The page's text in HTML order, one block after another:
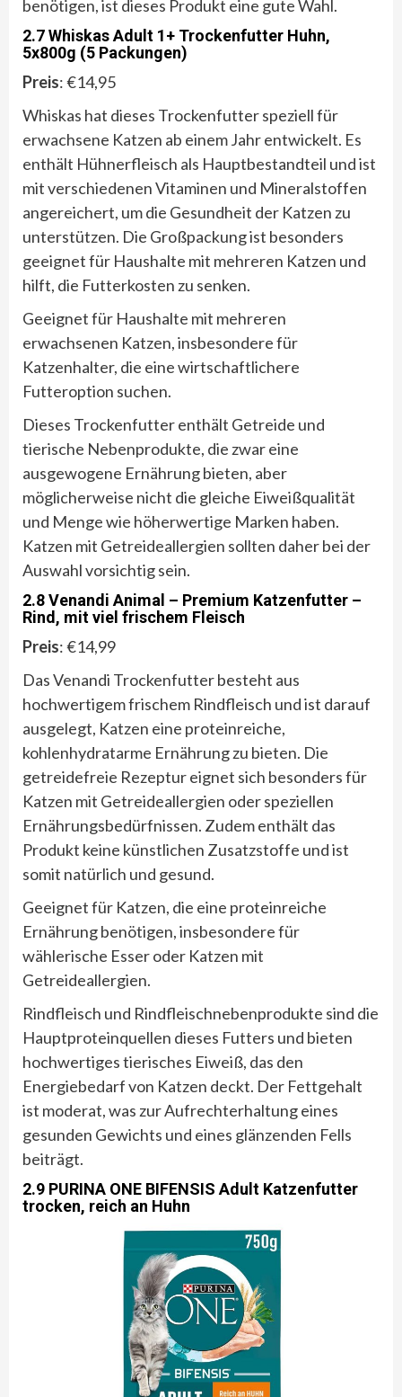
benötigen, ist dieses Produkt eine gute Wahl.
2.7 Whiskas Adult 1+ Trockenfutter Huhn,
5x800g (5 Packungen)
Preis: €14,95
Whiskas hat dieses Trockenfutter speziell für
erwachsene Katzen ab einem Jahr entwickelt. Es
enthält Hühnerfleisch als Hauptbestandteil und ist
mit verschiedenen Vitaminen und Mineralstoffen
angereichert, um die Gesundheit der Katzen zu
unterstützen. Die Großpackung ist besonders
geeignet für Haushalte mit mehreren Katzen und
hilft, die Futterkosten zu senken.
Geeignet für Haushalte mit mehreren
erwachsenen Katzen, insbesondere für
Katzenhalter, die eine wirtschaftlichere
Futteroption suchen.
Dieses Trockenfutter enthält Getreide und
tierische Nebenprodukte, die zwar eine
ausgewogene Ernährung bieten, aber
möglicherweise nicht die gleiche Eiweißqualität
und Menge wie höherwertige Marken haben.
Katzen mit Getreideallergien sollten daher bei der
Auswahl vorsichtig sein.
2.8 Venandi Animal – Premium Katzenfutter –
Rind, mit viel frischem Fleisch
Preis: €14,99
Das Venandi Trockenfutter besteht aus
hochwertigem frischem Rindfleisch und ist darauf
ausgelegt, Katzen eine proteinreiche,
kohlenhydratarme Ernährung zu bieten. Die
getreidefreie Rezeptur eignet sich besonders für
Katzen mit Getreideallergien oder speziellen
Ernährungsbedürfnissen. Zudem enthält das
Produkt keine künstlichen Zusatzstoffe und ist
somit natürlich und gesund.
Geeignet für Katzen, die eine proteinreiche
Ernährung benötigen, insbesondere für
wählerische Esser oder Katzen mit
Getreideallergien.
Rindfleisch und Rindfleischnebenprodukte sind die
Hauptproteinquellen dieses Futters und bieten
hochwertiges tierisches Eiweiß, das den
Energiebedarf von Katzen deckt. Der Fettgehalt
ist moderat, was zur Aufrechterhaltung eines
gesunden Gewichts und eines glänzenden Fells
beiträgt.
2.9 PURINA ONE BIFENSIS Adult Katzenfutter
trocken, reich an Huhn